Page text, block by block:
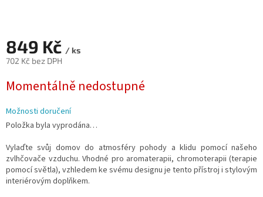
849 Kč / ks
702 Kč bez DPH
cena:
Momentálně nedostupné
Možnosti doručení
Položka byla vyprodána…
Vylaďte svůj domov do atmosféry pohody a klidu pomocí našeho
zvlhčovače vzduchu. Vhodné pro aromaterapii, chromoterapii (terapie
pomocí světla), vzhledem ke svému designu je tento přístroj i stylovým
interiérovým doplňkem.